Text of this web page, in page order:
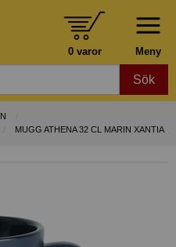
Meny
0 varor
Sök
MUGG ATHENA 32 CL MARIN XANTIA